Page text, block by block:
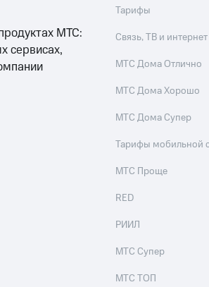
МТС:
сервисах,
Тарифы
Связь, ТВ и интернет
МТС Дома Отлично
МТС Дома Хорошо
МТС Дома Супер
Тарифы мобильной
МТС Проще
RED
РИИЛ
МТС Супер
МТС ТОП